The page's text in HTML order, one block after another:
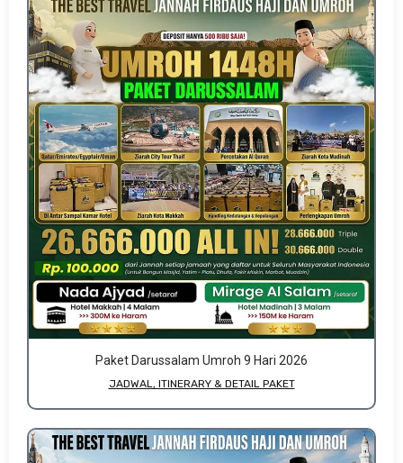
Paket Darussalam Umroh 9 Hari 2026
JADWAL, ITINERARY & DETAIL PAKET